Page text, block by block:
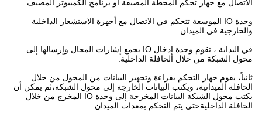
الاتصال مع جهاز تحكم المحطة المضيفة أو برنامج الكمبيوتر المضيف.
وحدة IO الموسعة تتحكم في الاتصال مع أجهزة الاستشعار الداخلية
والخارجية في الميدان.
في البداية ، تقوم وحدة إدخال IO بجمع إشارات المجال وإرسالها إلى
محول الشبكة من خلال الحافلة الداخلية.
ثانياً، يقوم جهاز التحكم بقراءة وتجهيز البيانات من المحول من خلال
الحافلة الميدانية، ويكتب البيانات الخارجة إلى محول الشبكة،ثم يمكن أن
يكتب محول الشبكة البيانات المخرجة إلى وحدة IO المخرج من خلال
الحافلة الداخليةحتى يتم التحكم بمعدات الميدان